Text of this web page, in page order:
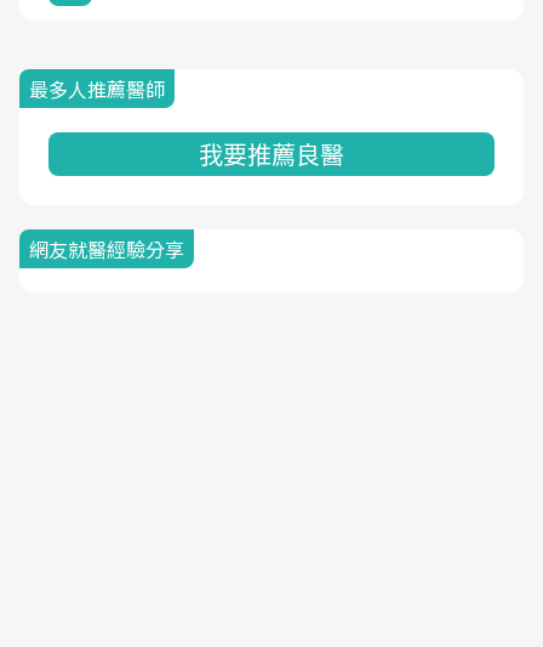
最多人推薦醫師
我要推薦良醫
網友就醫經驗分享